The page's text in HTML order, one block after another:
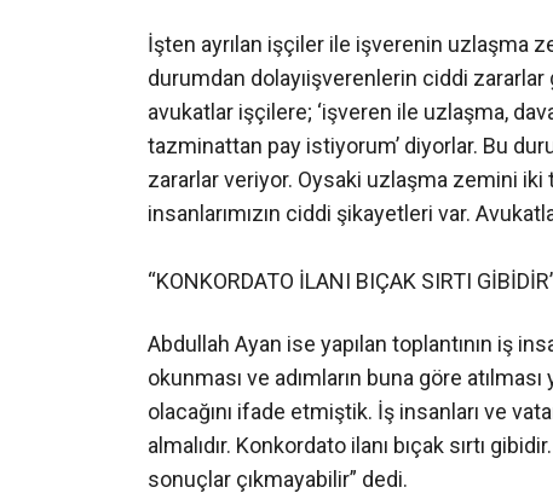
İşten ayrılan işçiler ile işverenin uzlaşma
durumdan dolayıişverenlerin ciddi zararlar
avukatlar işçilere; ‘işveren ile uzlaşma,
tazminattan pay istiyorum’ diyorlar. Bu
zararlar veriyor. Oysaki uzlaşma zemini iki
insanlarımızın ciddi şikayetleri var.
“KONKORDATO İLANI BIÇAK SIRTI
Abdullah Ayan ise yapılan toplantının iş
okunması ve adımların buna göre
olacağını ifade etmiştik. İş insanları ve
almalıdır. Konkordato ilanı bıçak sırtı
sonuçlar çıkmayabilir” dedi.